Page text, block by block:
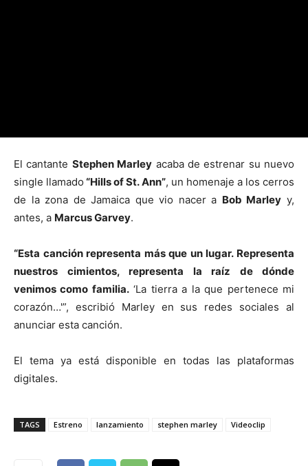
El cantante Stephen Marley acaba de estrenar su nuevo
single llamado “Hills of St. Ann”, un homenaje a los cerros
de la zona de Jamaica que vio nacer a Bob Marley y,
antes, a Marcus Garvey.
“Esta canción representa más que un lugar. Representa
nuestros cimientos, representa la raíz de dónde
venimos como familia.‘La tierra a la que pertenece mi
corazón…'”, escribió Marley en sus redes sociales al
anunciar esta canción.
El tema ya está disponible en todas las plataformas
digitales.
TAGS Estreno lanzamiento stephen marley Videoclip